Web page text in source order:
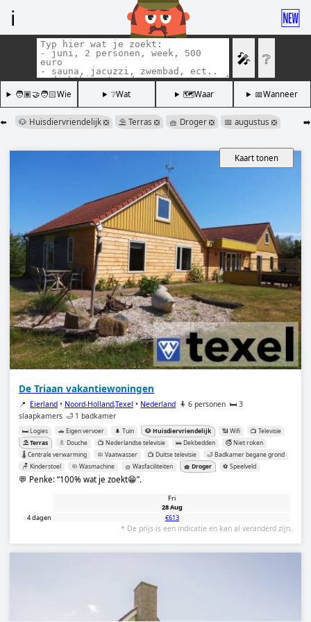
ℹ️ 🆕
🎤 ❔
🧑🏽‍🤝‍🧑🏻Wie ❔Wat 🗺️Waar 📅Wanneer
⬅️ ➡️
🐶 Huisdiervriendelijk ❎ ⛱️ Terras ❎ 🧺 Droger ❎ 📅 augustus ❎
Kaart tonen
De Triaan vakantiewoningen
📍 Eierland • Noord-Holland,Texel • Nederland 🧍 6 personen 🛏️ 3
slaapkamers 🛁 1 badkamer
🛏️ Logies 🚗 Eigen vervoer 🌲 Tuin 🐶 Huisdiervriendelijk 📶 Wifi
📺 Televisie
⛱️ Terras
🚿 Douche 📺 Nederlandse televisie 🛌 Dekbedden
🚭 Niet roken
🌡️ Centrale verwarming
🧼 Vaatwasser 📺 Duitse televisie
🛁 Badkamer begane grond
🪑 Kinderstoel
🧼 Wasmachine 🧺 Wasfaciliteiten 🧺 Droger ⚽️ Speelveld
💬 Penke: 100% wat je zoekt😁 .
Fri
28 Aug
4 dagen
€613
* De prijs is een indicatie en kan al veranderd zijn.